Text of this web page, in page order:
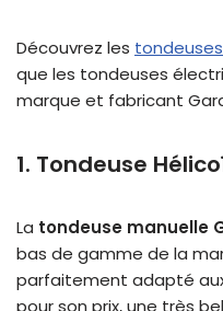
Découvrez les
que les tondeuses
marque et fabricant
1. Tondeuse
La tondeuse manuelle
bas de gamme de la
parfaitement adapté
pour son prix, une très